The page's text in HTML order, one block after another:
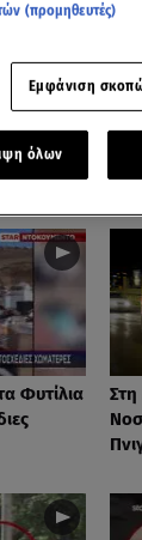
Φυτίλια
(προμηθευτές)
Εμφάνιση
όλων